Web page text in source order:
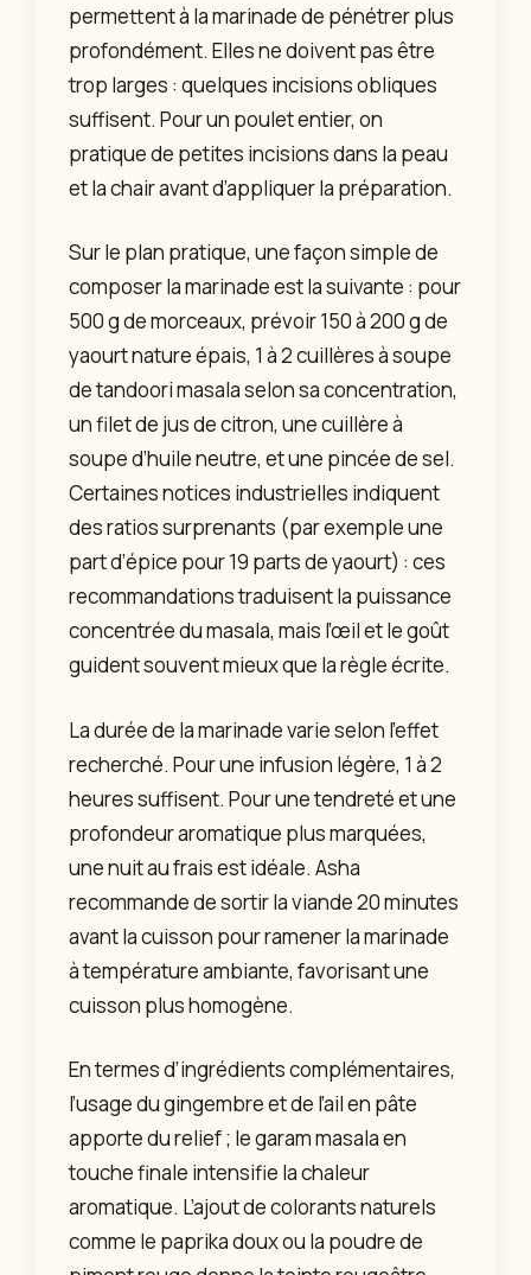
permettent à la marinade de pénétrer plus
profondément. Elles ne doivent pas être
trop larges : quelques incisions obliques
suffisent. Pour un poulet entier, on
pratique de petites incisions dans la peau
et la chair avant d’appliquer la préparation.
Sur le plan pratique, une façon simple de
composer la marinade est la suivante : pour
500 g de morceaux, prévoir 150 à 200 g de
yaourt nature épais, 1 à 2 cuillères à soupe
de tandoori masala selon sa concentration,
un filet de jus de citron, une cuillère à
soupe d’huile neutre, et une pincée de sel.
Certaines notices industrielles indiquent
des ratios surprenants (par exemple une
part d’épice pour 19 parts de yaourt) : ces
recommandations traduisent la puissance
concentrée du masala, mais l’œil et le goût
guident souvent mieux que la règle écrite.
La durée de la marinade varie selon l’effet
recherché. Pour une infusion légère, 1 à 2
heures suffisent. Pour une tendreté et une
profondeur aromatique plus marquées,
une nuit au frais est idéale. Asha
recommande de sortir la viande 20 minutes
avant la cuisson pour ramener la marinade
à température ambiante, favorisant une
cuisson plus homogène.
En termes d’ingrédients complémentaires,
l’usage du gingembre et de l’ail en pâte
apporte du relief ; le garam masala en
touche finale intensifie la chaleur
aromatique. L’ajout de colorants naturels
comme le paprika doux ou la poudre de